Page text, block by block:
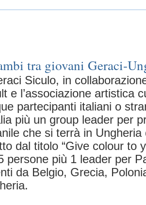
tra giovani Geraci-
Siculo, in
e l’associazione artistica
partecipanti italiani o
più un group leader per
che si terrà in
dal titolo “Give colour to
persone più 1 leader per
da Belgio, Grecia,